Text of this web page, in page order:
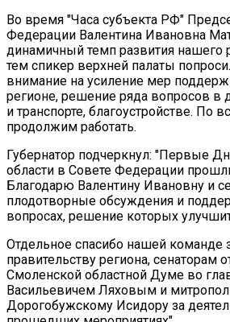
Во время "Часа субъекта РФ"
Федерации Валентина Ивановна
динамичный темп развития нашего
тем спикер верхней палаты
внимание на усиление мер
регионе, решение ряда вопросов в
и транспорте, благоустройстве. По
продолжим работать.
Губернатор подчеркнул: "Первые
области в Совете Федерации
Благодарю Валентину Ивановну и
плодотворные обсуждения и
вопросах, решение которых
Отдельное спасибо нашей команде
правительству региона, сенаторам
Смоленской областной Думе во
Васильевичем Ляховым и
Дорогобужскому Исидору за